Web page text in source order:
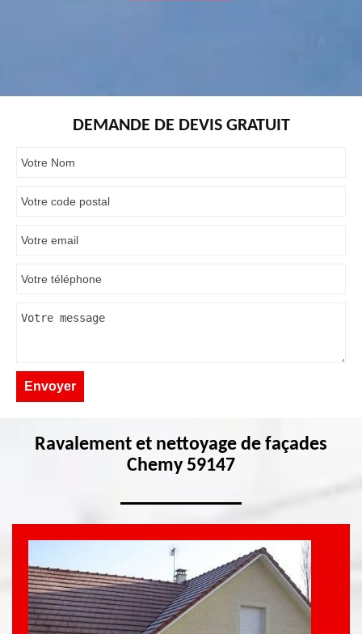
DEMANDE DE DEVIS GRATUIT
Ravalement et nettoyage de façades
Chemy 59147